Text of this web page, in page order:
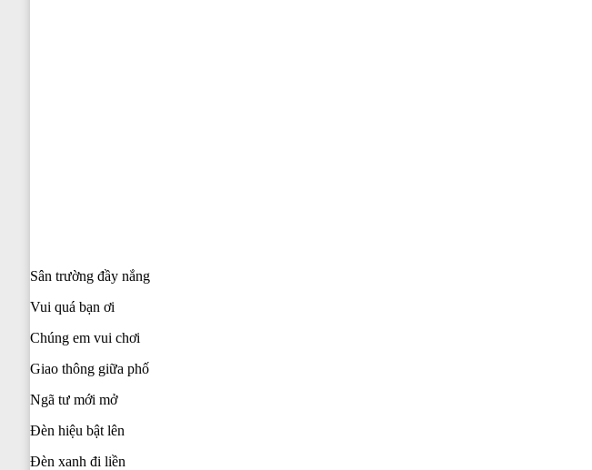
Sân trường đầy nắng
Vui quá bạn ơi
Chúng em vui chơi
Giao thông giữa phố
Ngã tư mới mở
Đèn hiệu bật lên
Đèn xanh đi liền